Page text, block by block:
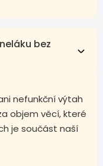
bez
nefunkční výtah
objem věcí, které
je součást naší